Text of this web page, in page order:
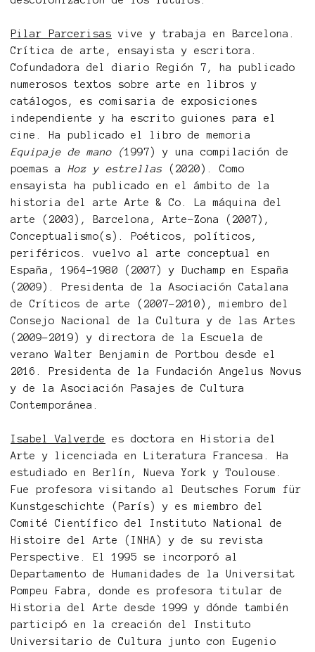
Pilar Parcerisas vive y trabaja en Barcelona.
Crítica de arte, ensayista y escritora.
Cofundadora del diario Región 7, ha publicado
numerosos textos sobre arte en libros y
catálogos, es comisaria de exposiciones
independiente y ha escrito guiones para el
cine. Ha publicado el libro de memoria
Equipaje de mano (1997) y una compilación de
poemas a Hoz y estrellas (2020). Como
ensayista ha publicado en el ámbito de la
historia del arte Arte & Co. La máquina del
arte (2003), Barcelona, Arte-Zona (2007),
Conceptualismo(s). Poéticos, políticos,
periféricos. vuelvo al arte conceptual en
España, 1964-1980 (2007) y Duchamp en España
(2009). Presidenta de la Asociación Catalana
de Críticos de arte (2007-2010), miembro del
Consejo Nacional de la Cultura y de las Artes
(2009-2019) y directora de la Escuela de
verano Walter Benjamin de Portbou desde el
2016. Presidenta de la Fundación Angelus Novus
y de la Asociación Pasajes de Cultura
Contemporánea.
Isabel Valverde
es doctora en Historia del
Arte y licenciada en Literatura Francesa. Ha
estudiado en Berlín, Nueva York y Toulouse.
Fue profesora visitando al Deutsches Forum für
Kunstgeschichte (París) y es miembro del
Comité Científico del Instituto National de
Histoire del Arte (INHA) y de su revista
Perspective. El 1995 se incorporó al
Departamento de Humanidades de la Universitat
Pompeu Fabra, donde es profesora titular de
Historia del Arte desde 1999 y dónde también
participó en la creación del Instituto
Universitario de Cultura junto con Eugenio